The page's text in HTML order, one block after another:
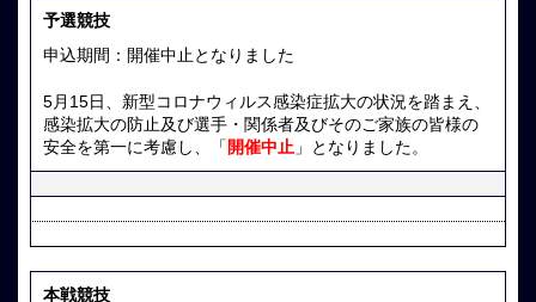
予選競技
申込期間：開催中止となりました
5月15日、新型コロナウィルス感染症拡大の状況を踏まえ、
感染拡大の防止及び選手・関係者及びそのご家族の皆様の
安全を第一に考慮し、「 開催中止 」となりました。
本戦競技